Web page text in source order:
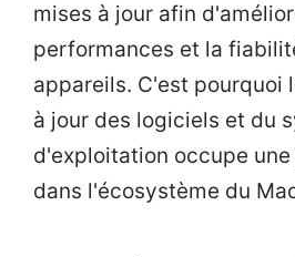
mises à jour afin
performances et la
appareils. C'est pourquoi
à jour des logiciels et du
d'exploitation occupe
dans l'écosystème du